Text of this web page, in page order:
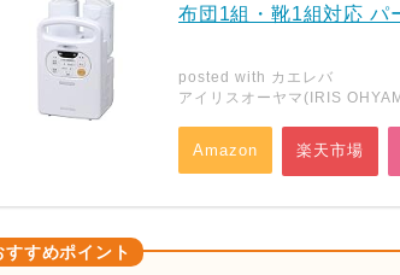
布団1組・靴1組対応 パ
posted with カエレバ
アイリスオーヤマ(IRIS
Amazon 楽天市場